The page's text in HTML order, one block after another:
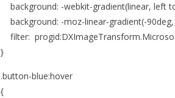
background: -webkit-gradient(linear, left
background: -moz-linear-gradient(-
filter:
}
.button-blue:hover
{